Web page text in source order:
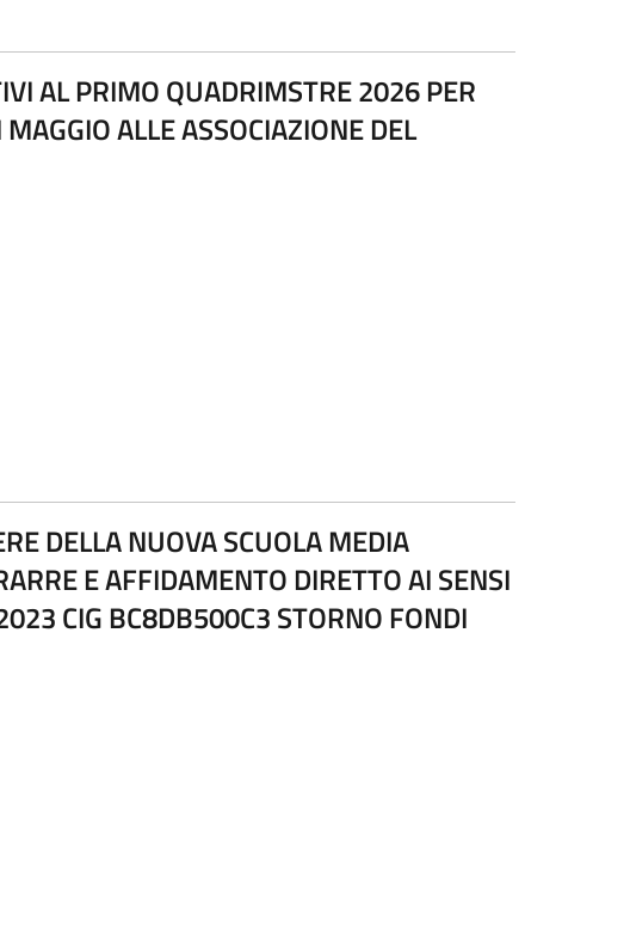
AL PRIMO QUADRIMSTRE 2026 PER
ALLE ASSOCIAZIONE DEL
DELLA NUOVA SCUOLA MEDIA
E AFFIDAMENTO DIRETTO AI SENSI
CIG BC8DB500C3 STORNO FONDI